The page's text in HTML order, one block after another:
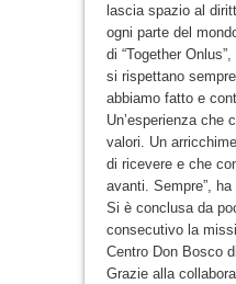
lascia spazio al
ogni parte del
di “Together
si rispettano
abbiamo fatto e
Un’esperienza che
valori. Un
di ricevere e che
avanti. Sempre”, ha
Si è conclusa da
consecutivo la
Centro Don Bosco
Grazie alla